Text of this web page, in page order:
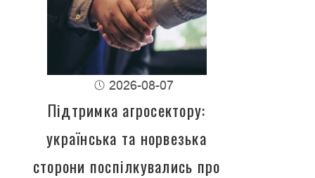
2026-08-07
Підтримка агросектору:
українська та норвезька
сторони поспілкувались про